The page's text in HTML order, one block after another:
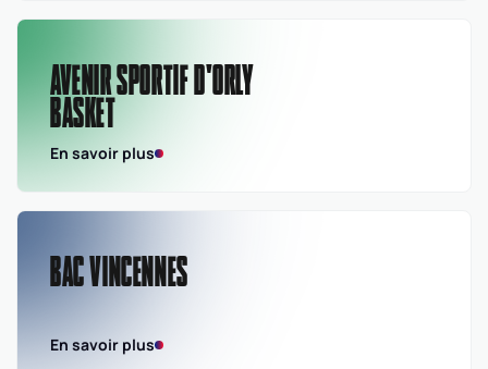
AVENIR SPORTIF D'ORLY
BASKET
En savoir plus
BAC VINCENNES
En savoir plus